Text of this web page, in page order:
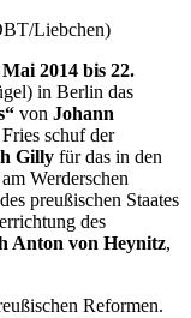
Liebchen)
2014 bis 22.
in Berlin das
von Johann
schuf der
Gilly für das in den
Werderschen
preußischen Staates
des
Anton von Heynitz,
Reformen.